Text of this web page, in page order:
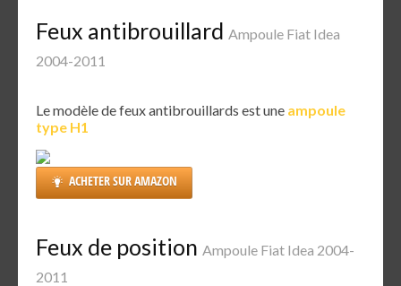
Feux antibrouillard Ampoule Fiat Idea
2004-2011
Le modèle de feux antibrouillards est une ampoule
type H1
ACHETER SUR AMAZON
Feux de position Ampoule Fiat Idea 2004-
2011